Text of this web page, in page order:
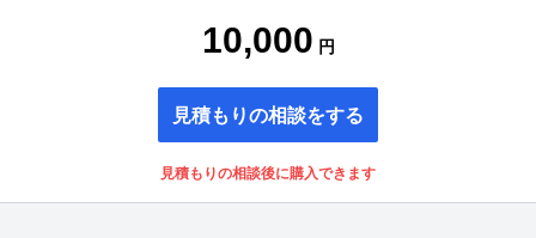
10,000 円
見積もりの相談をする
見積もりの相談後に購入できます